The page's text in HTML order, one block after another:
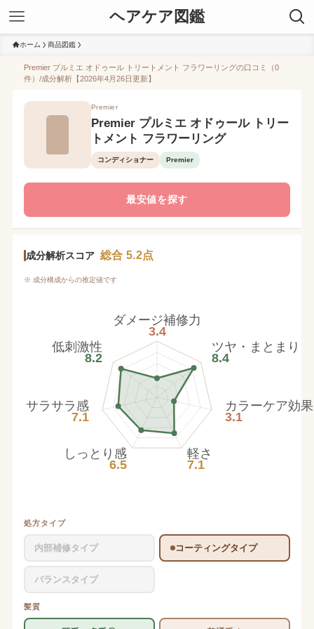
ヘアケア図鑑
ホーム 商品図鑑
Premier プルミエ オドゥール トリートメント フラワーリングの口コミ（0
件）/成分解析【2026年4月26日更新】
Premier
Premier プルミエ オドゥール トリー
トメント フラワーリング
コンディショナー Premier
最安値を探す
成分解析スコア 総合 5.2点
※ 成分構成からの推定値です
ダメージ補修力
3.4
ツヤ・まとまり
8.4
カラーケア効果
3.1
軽さ
7.1
しっとり感
6.5
サラサラ感
7.1
低刺激性
8.2
処方タイプ
内部補修タイプ コーティングタイプ
バランスタイプ
髪質